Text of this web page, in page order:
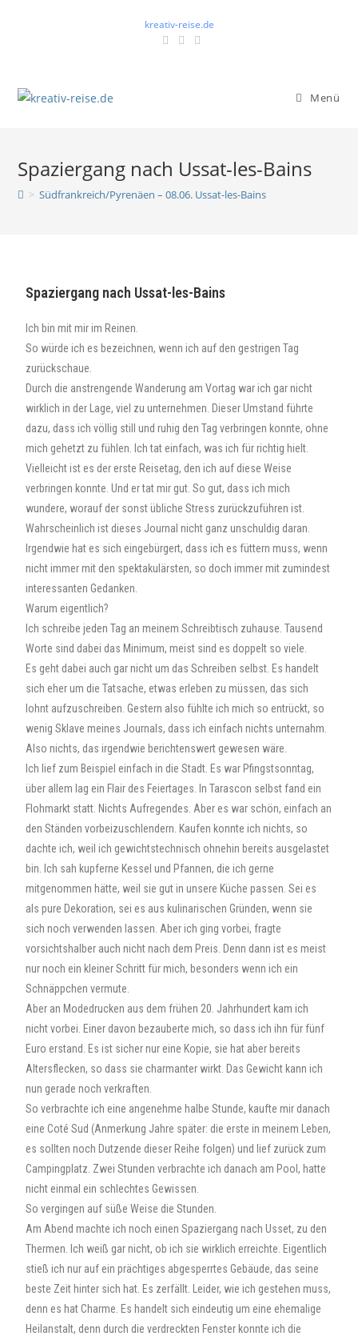
kreativ-reise.de
Menü
Spaziergang nach Ussat-les-Bains
> Südfrankreich/Pyrenäen – 08.06. Ussat-les-Bains
Spaziergang nach Ussat-les-Bains
Ich bin mit mir im Reinen.
So würde ich es bezeichnen, wenn ich auf den gestrigen Tag
zurückschaue.
Durch die anstrengende Wanderung am Vortag war ich gar nicht
wirklich in der Lage, viel zu unternehmen. Dieser Umstand führte
dazu, dass ich völlig still und ruhig den Tag verbringen konnte, ohne
mich gehetzt zu fühlen. Ich tat einfach, was ich für richtig hielt.
Vielleicht ist es der erste Reisetag, den ich auf diese Weise
verbringen konnte. Und er tat mir gut. So gut, dass ich mich
wundere, worauf der sonst übliche Stress zurückzuführen ist.
Wahrscheinlich ist dieses Journal nicht ganz unschuldig daran.
Irgendwie hat es sich eingebürgert, dass ich es füttern muss, wenn
nicht immer mit den spektakulärsten, so doch immer mit zumindest
interessanten Gedanken.
Warum eigentlich?
Ich schreibe jeden Tag an meinem Schreibtisch zuhause. Tausend
Worte sind dabei das Minimum, meist sind es doppelt so viele.
Es geht dabei auch gar nicht um das Schreiben selbst. Es handelt
sich eher um die Tatsache, etwas erleben zu müssen, das sich
lohnt aufzuschreiben. Gestern also fühlte ich mich so entrückt, so
wenig Sklave meines Journals, dass ich einfach nichts unternahm.
Also nichts, das irgendwie berichtenswert gewesen wäre.
Ich lief zum Beispiel einfach in die Stadt. Es war Pfingstsonntag,
über allem lag ein Flair des Feiertages. In Tarascon selbst fand ein
Flohmarkt statt. Nichts Aufregendes. Aber es war schön, einfach an
den Ständen vorbeizuschlendern. Kaufen konnte ich nichts, so
dachte ich, weil ich gewichtstechnisch ohnehin bereits ausgelastet
bin. Ich sah kupferne Kessel und Pfannen, die ich gerne
mitgenommen hätte, weil sie gut in unsere Küche passen. Sei es
als pure Dekoration, sei es aus kulinarischen Gründen, wenn sie
sich noch verwenden lassen. Aber ich ging vorbei, fragte
vorsichtshalber auch nicht nach dem Preis. Denn dann ist es meist
nur noch ein kleiner Schritt für mich, besonders wenn ich ein
Schnäppchen vermute.
Aber an Modedrucken aus dem frühen 20. Jahrhundert kam ich
nicht vorbei. Einer davon bezauberte mich, so dass ich ihn für fünf
Euro erstand. Es ist sicher nur eine Kopie, sie hat aber bereits
Altersflecken, so dass sie charmanter wirkt. Das Gewicht kann ich
nun gerade noch verkraften.
So verbrachte ich eine angenehme halbe Stunde, kaufte mir danach
eine Coté Sud (Anmerkung Jahre später: die erste in meinem Leben,
es sollten noch Dutzende dieser Reihe folgen) und lief zurück zum
Campingplatz. Zwei Stunden verbrachte ich danach am Pool, hatte
nicht einmal ein schlechtes Gewissen.
So vergingen auf süße Weise die Stunden.
Am Abend machte ich noch einen Spaziergang nach Usset, zu den
Thermen. Ich weiß gar nicht, ob ich sie wirklich erreichte. Eigentlich
stieß ich nur auf ein prächtiges abgesperrtes Gebäude, das seine
beste Zeit hinter sich hat. Es zerfällt. Leider, wie ich gestehen muss,
denn es hat Charme. Es handelt sich eindeutig um eine ehemalige
Heilanstalt, denn durch die verdreckten Fenster konnte ich die